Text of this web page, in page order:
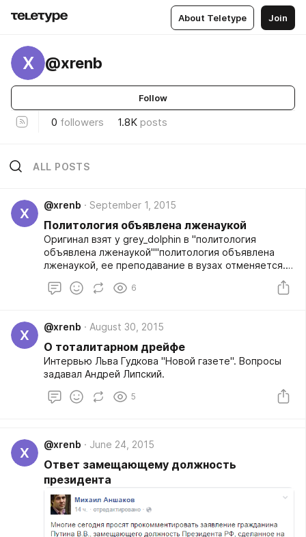
About Teletype Join
X @xrenb
Follow
0 followers 1.8K posts
ALL POSTS
X
@xrenb September 1, 2015
Политология объявлена лженаукой
Оригинал взят у grey_dolphin в "политология
объявлена лженаукой""политология объявлена
лженаукой, ее преподавание в вузах отменяется...
преподавания политологии в ВУЗах страны.
научной методологии, а учебная литература
основана только на западных источниках, не
содержит национального научного наследия и не
освещает &laquo;[] модель&raquo; развития"
http://www.asiaterra.info/news/v-uzbekistane-
politologiya-ob-yavlena-lzhenaukoj-ee-
6
X
@xrenb August 30, 2015
О тоталитарном дрейфе
Интервью Льва Гудкова "Новой газете". Вопросы
задавал Андрей Липский.
5
X
@xrenb June 24, 2015
Ответ замещающему должность
президента